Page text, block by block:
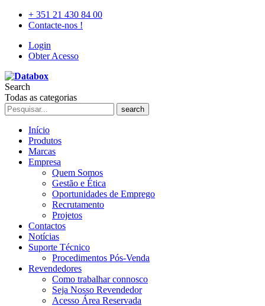
+ 351 21 430 84 00
Contacte-nos !
Login
Obter Acesso
Search
Todas as categorias
search
Início
Produtos
Marcas
Empresa
Quem Somos
Gestão e Ética
Oportunidades de Emprego
Recrutamento
Projetos
Contactos
Notícias
Suporte Técnico
Procedimentos Pós-Venda
Revendedores
Como trabalhar connosco
Seja Nosso Revendedor
Acesso Área Reservada